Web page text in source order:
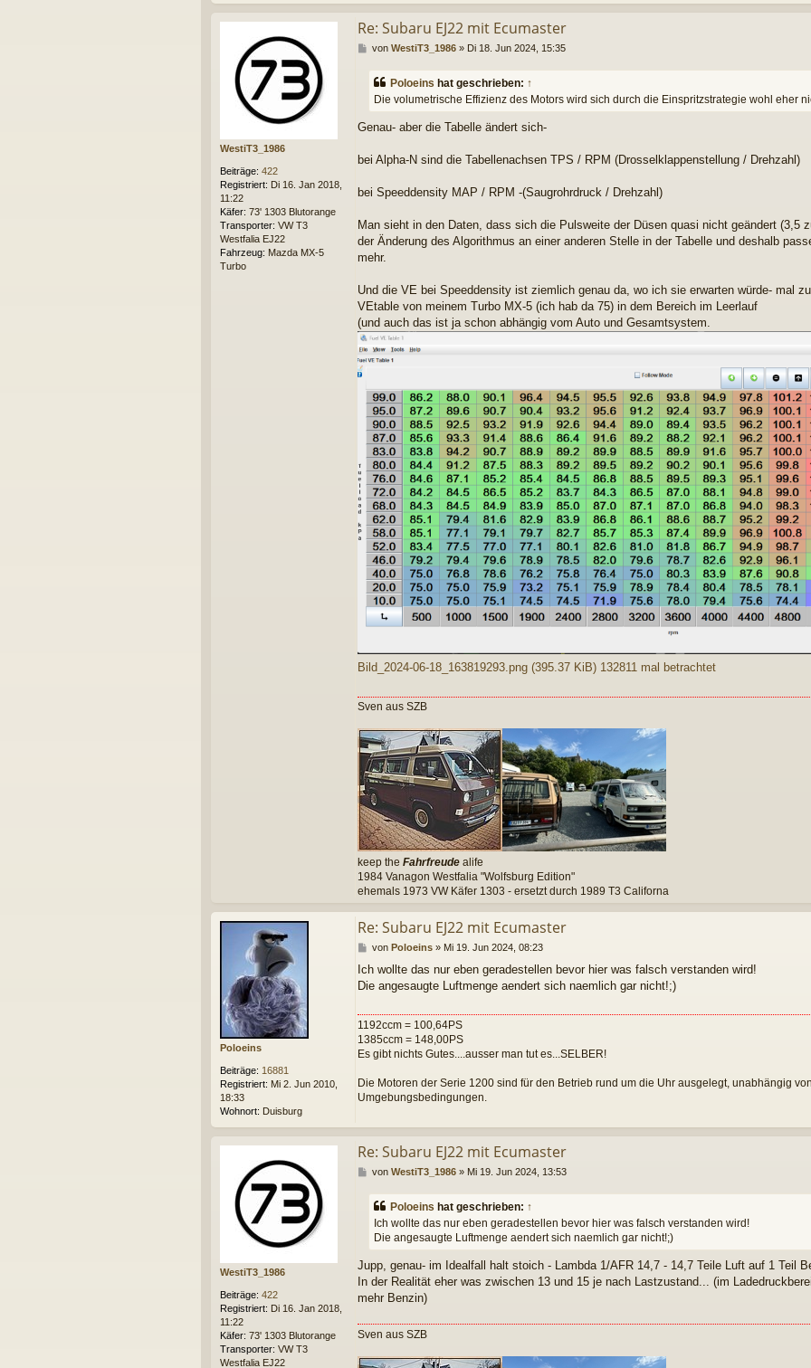
WestiT3_1986
Beiträge: 422
Registriert: Di 16. Jan 2018,
11:22
Käfer: 73' 1303 Blutorange
Transporter: VW T3
Westfalia EJ22
Fahrzeug: Mazda MX-5
Turbo
Re: Subaru EJ22 mit Ecumaster
B
a
g
von WestiT3_1986» Di 18. Jun 2024, 15:35
Poloeins hat geschrieben: ↑
Die volumetrische Effizienz des Motors wird sich durch die Einspritzstrategie wohl eher
Genau- aber die Tabelle ändert sich-
bei Alpha-N sind die Tabellenachsen TPS / RPM (Drosselklappenstellung / Drehzahl)
bei Speeddensity MAP / RPM -(Saugrohrdruck / Drehzahl)
Man sieht in den Daten, dass sich die Pulsweite der Düsen quasi nicht geändert (3,5
der Änderung des Algorithmus an einer anderen Stelle in der Tabelle und deshalb
mehr.
Und die VE bei Speeddensity ist ziemlich genau da, wo ich sie erwarten würde- mal
VEtable von meinem Turbo MX-5 (ich hab da 75) in dem Bereich im Leerlauf
(und auch das ist ja schon abhängig vom Auto und Gesamtsystem.
Bild_2024-06-18_163819293.png (395.37 KiB) 132811 mal betrachtet
Sven aus SZB
keep the Fahrfreude alife
1984 Vanagon Westfalia "Wolfsburg Edition"
ehemals 1973 VW Käfer 1303 - ersetzt durch 1989 T3 Californa
Poloeins
Beiträge: 16881
Registriert: Mi 2. Jun 2010,
18:33
Wohnort: Duisburg
Re: Subaru EJ22 mit Ecumaster
B
i
t
a
g
von Poloeins» Mi 19. Jun 2024, 08:23
Ich wollte das nur eben geradestellen bevor hier was falsch verstanden wird!
Die angesaugte Luftmenge aendert sich naemlich gar nicht!;)
1192ccm = 100,64PS
1385ccm = 148,00PS
Es gibt nichts Gutes....ausser man tut es...SELBER!
Die Motoren der Serie 1200 sind für den Betrieb rund um die Uhr ausgelegt, unabhängig
Umgebungsbedingungen.
WestiT3_1986
Beiträge: 422
Registriert: Di 16. Jan 2018,
11:22
Käfer: 73' 1303 Blutorange
Transporter: VW T3
Westfalia EJ22
Re: Subaru EJ22 mit Ecumaster
B
g
von WestiT3_1986» Mi 19. Jun 2024, 13:53
Poloeins hat geschrieben: ↑
Ich wollte das nur eben geradestellen bevor hier was falsch verstanden wird!
Die angesaugte Luftmenge aendert sich naemlich gar nicht!;)
Jupp, genau- im Idealfall halt stoich - Lambda 1/AFR 14,7 - 14,7 Teile Luft auf 1 Teil
In der Realität eher was zwischen 13 und 15 je nach Lastzustand... (im
mehr Benzin)
Sven aus SZB